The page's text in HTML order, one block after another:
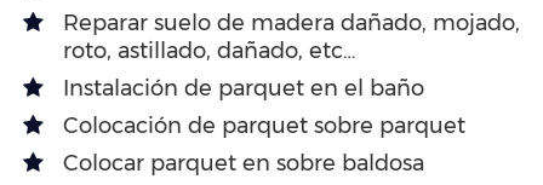
Reparar suelo de madera dañado, mojado,
roto, astillado, dañado, etc…
Instalación de parquet en el baño
Colocación de parquet sobre parquet
Colocar parquet en sobre baldosa